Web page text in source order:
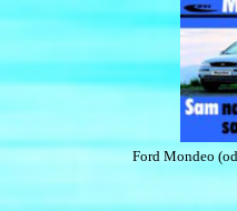
Ford Mondeo